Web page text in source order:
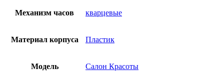
Механизм часов кварцевые
Материал корпуса Пластик
Модель Салон Красоты